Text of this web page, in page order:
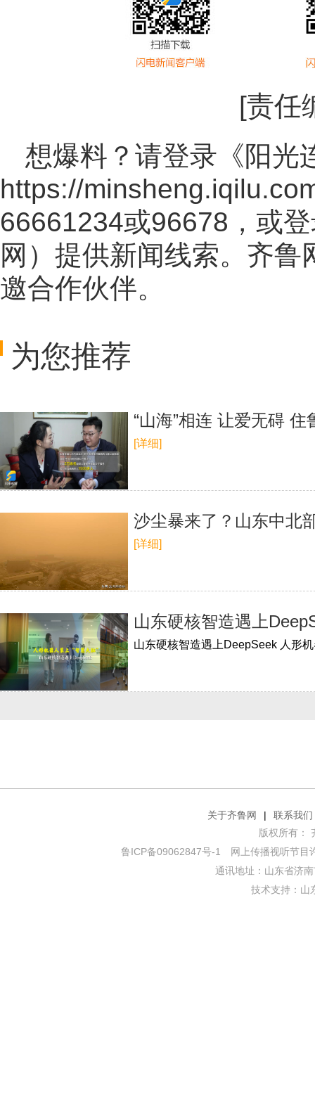
[责任
想爆料？请登录《阳光
https://
66661234或96678，或
网 ）提供新闻线索。齐鲁
邀合作伙伴。
为您推荐
“山海”相连 让爱无碍
[详细]
沙尘暴来了？山东中北
[详细]
山东硬核智造遇上
山东硬核智造遇上DeepSeek 人形机
关于齐鲁网 |
联系我们
版权所有：
鲁ICP备09062847号-1 网上传播视听节目
通讯地址：山东省济
技术支持： 山